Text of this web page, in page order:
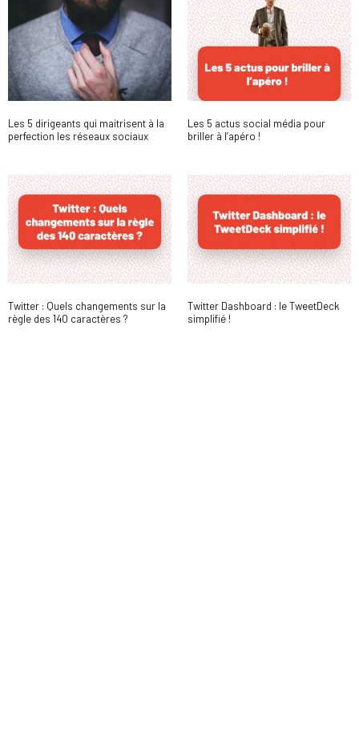
Les 5 dirigeants qui maitrisent à la
perfection les réseaux sociaux
Les 5 actus social média pour
briller à l’apéro !
Twitter : Quels changements sur la
règle des 140 caractères ?
Twitter Dashboard : le TweetDeck
simplifié !